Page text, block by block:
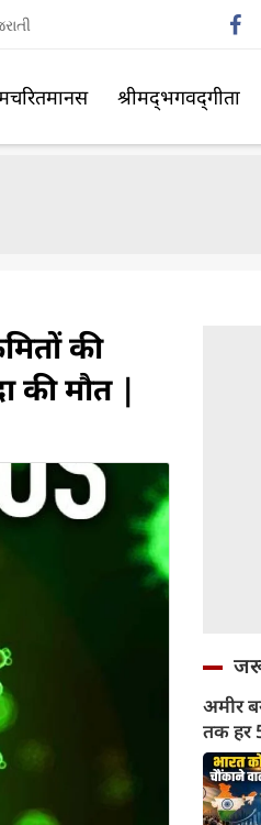
श्रीमद्‍भगवद्‍गीता
की
की मौत |
अमीर
तक हर
का